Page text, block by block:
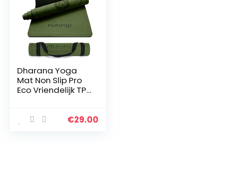
Dharana Yoga
Mat Non Slip Pro
Eco Vriendelijk TPE
met Uitlijning Voor
€29.00